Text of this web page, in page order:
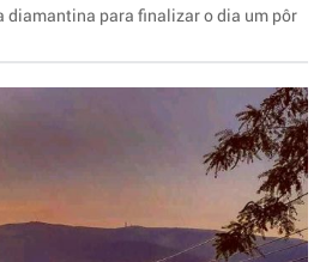
diamantina para finalizar o dia um pôr